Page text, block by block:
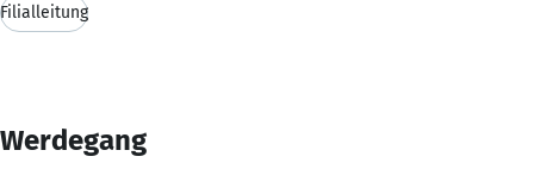
Filialleitung
Werdegang